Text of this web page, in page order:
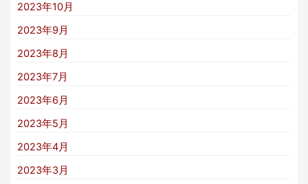
2023年10月
2023年9月
2023年8月
2023年7月
2023年6月
2023年5月
2023年4月
2023年3月